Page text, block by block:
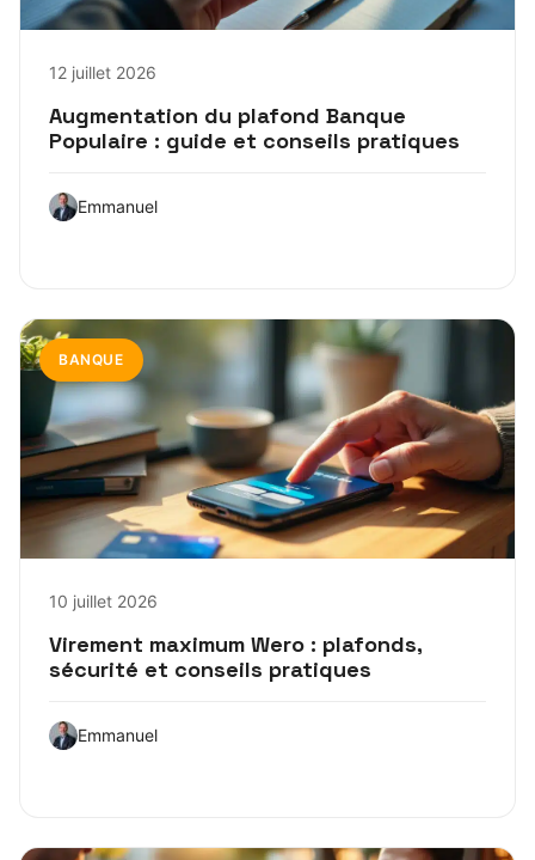
12 juillet 2026
Augmentation du plafond Banque
Populaire : guide et conseils pratiques
Emmanuel
BANQUE
10 juillet 2026
Virement maximum Wero : plafonds,
sécurité et conseils pratiques
Emmanuel